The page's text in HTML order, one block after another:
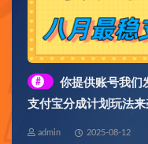
#
你提供账号我们
支付宝分成计划玩法来
admin 2025-08-12